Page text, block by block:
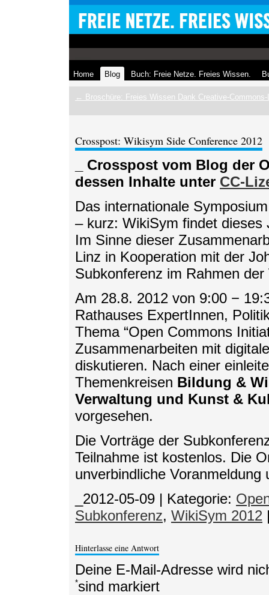
Home Blog Buch: Freie Netze. Freies Wissen.
← Broschüre: Freies Wissen Dank Creative-Commons-
Crosspost: Wikisym Side Conference 2012
_ Crosspost vom Blog der
dessen Inhalte unter CC-
Das internationale
– kurz: WikiSym findet
Im Sinne dieser
Linz in Kooperation mit der
Subkonferenz im Rahmen
Am 28.8. 2012 von 9:00 −
Rathauses ExpertInnen,
Thema “Open Commons
Zusammenarbeiten mit
diskutieren. Nach einer
Themenkreisen Bildung &
Verwaltung und Kunst &
vorgesehen.
Die Vorträge der
Teilnahme ist kostenlos. Die
unverbindliche Voranmeldung
_2012-05-09 | Kategorie:
Subkonferenz, WikiSym 2012
Hinterlasse eine Antwort
Deine E-Mail-Adresse wird
sind markiert
*